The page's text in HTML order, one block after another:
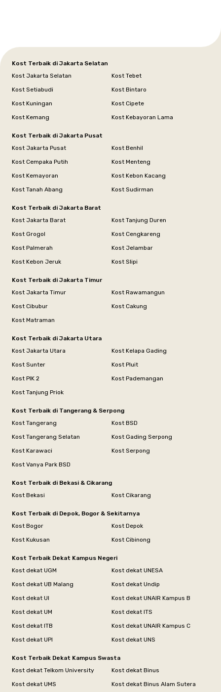
Kost Terbaik di Jakarta Selatan
Kost Jakarta Selatan
Kost Tebet
Kost Setiabudi
Kost Bintaro
Kost Kuningan
Kost Cipete
Kost Kemang
Kost Kebayoran Lama
Kost Terbaik di Jakarta Pusat
Kost Jakarta Pusat
Kost Benhil
Kost Cempaka Putih
Kost Menteng
Kost Kemayoran
Kost Kebon Kacang
Kost Tanah Abang
Kost Sudirman
Kost Terbaik di Jakarta Barat
Kost Jakarta Barat
Kost Tanjung Duren
Kost Grogol
Kost Cengkareng
Kost Palmerah
Kost Jelambar
Kost Kebon Jeruk
Kost Slipi
Kost Terbaik di Jakarta Timur
Kost Jakarta Timur
Kost Rawamangun
Kost Cibubur
Kost Cakung
Kost Matraman
Kost Terbaik di Jakarta Utara
Kost Jakarta Utara
Kost Kelapa Gading
Kost Sunter
Kost Pluit
Kost PIK 2
Kost Pademangan
Kost Tanjung Priok
Kost Terbaik di Tangerang & Serpong
Kost Tangerang
Kost BSD
Kost Tangerang Selatan
Kost Gading Serpong
Kost Karawaci
Kost Serpong
Kost Vanya Park BSD
Kost Terbaik di Bekasi & Cikarang
Kost Bekasi
Kost Cikarang
Kost Terbaik di Depok, Bogor & Sekitarnya
Kost Bogor
Kost Depok
Kost Kukusan
Kost Cibinong
Kost Terbaik Dekat Kampus Negeri
Kost dekat UGM
Kost dekat UNESA
Kost dekat UB Malang
Kost dekat Undip
Kost dekat UI
Kost dekat UNAIR Kampus B
Kost dekat UM
Kost dekat ITS
Kost dekat ITB
Kost dekat UNAIR Kampus C
Kost dekat UPI
Kost dekat UNS
Kost Terbaik Dekat Kampus Swasta
Kost dekat Telkom University
Kost dekat Binus
Kost dekat UMS
Kost dekat Binus Alam Sutera